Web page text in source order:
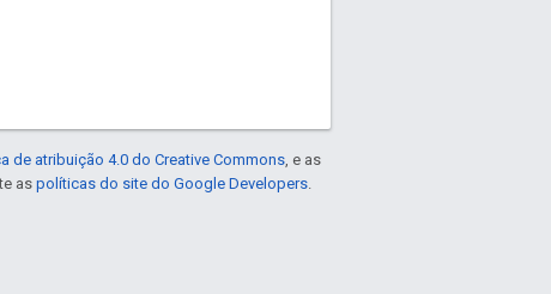
de atribuição 4.0 do Creative Commons , e as
aspolíticas do site do Google Developers